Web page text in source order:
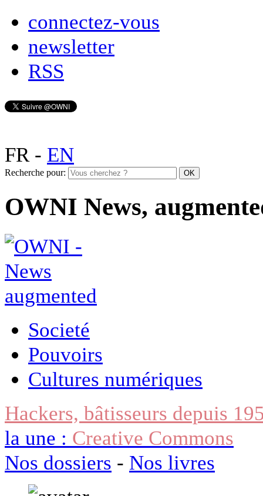
connectez-vous
newsletter
RSS
FR- EN
Recherche pour:
OWNI News,
Societé
Pouvoirs
Cultures numériques
Hackers, bâtisseurs depuis
la une : Creative Commons
Nos dossiers - Nos livres